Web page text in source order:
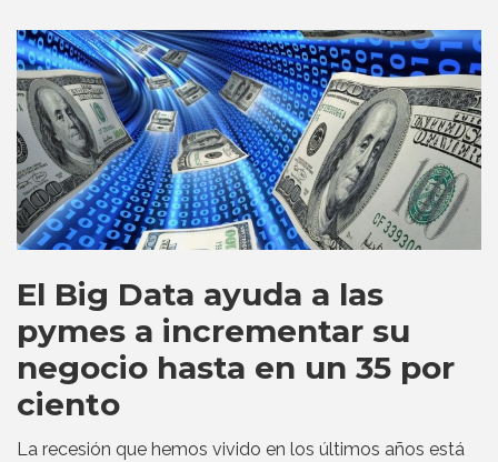
El Big Data ayuda a las
pymes a incrementar su
negocio hasta en un 35 por
ciento
La recesión que hemos vivido en los últimos años está